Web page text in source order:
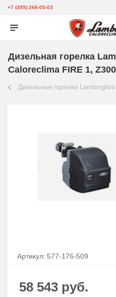
+7 (495) 268-05-03
Дизельная горелка
Caloreclima FIRE 1,
Дизельные горелки
Артикул: 577-176-509
58 543 руб.